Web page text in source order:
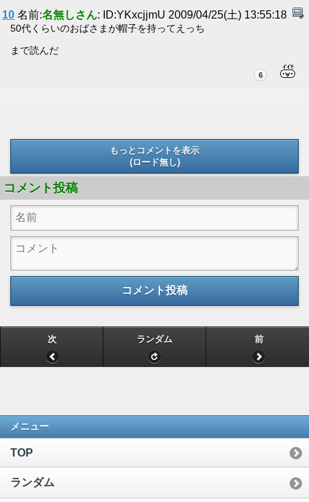
10 名前:名無しさん: ID:YKxcjjmU 2009/04/25(土) 13:55:18
50代くらいのおばさまが帽子を持ってえっち
まで読んだ
6
もっとコメントを表示
(ロード無し)
コメント投稿
コメント投稿
次 ランダム 前
メニュー
TOP
ランダム